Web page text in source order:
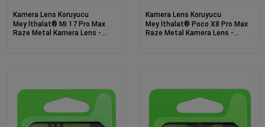
Kamera Lens Koruyucu
Mey İthalat® Mi 17 Pro Max
Raze Metal Kamera Lens -
Kamera Lens Koruyucu
Mey İthalat® Poco X8 Pro Max
Raze Metal Kamera Lens -